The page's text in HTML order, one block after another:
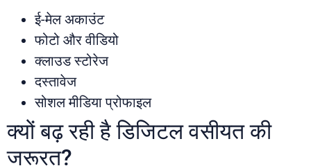
ई-मेल अकाउंट
फोटो और वीडियो
क्लाउड स्टोरेज
दस्तावेज
सोशल मीडिया प्रोफाइल
क्यों बढ़ रही है डिजिटल वसीयत की
जरूरत?